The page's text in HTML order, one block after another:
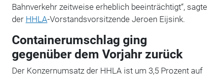
Bahnverkehr zeitweise erheblich beeinträchtigt“, sagte
der HHLA-Vorstandsvorsitzende Jeroen Eijsink.
Containerumschlag ging
gegenüber dem Vorjahr zurück
Der Konzernumsatz der HHLA ist um 3,5 Prozent auf